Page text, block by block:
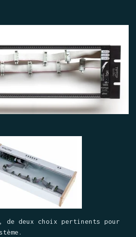
deux choix pertinents pour